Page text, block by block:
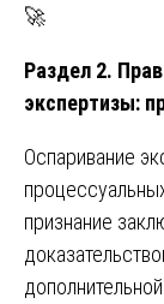
🚀
Раздел 2.
экспертизы:
Оспаривание
признание